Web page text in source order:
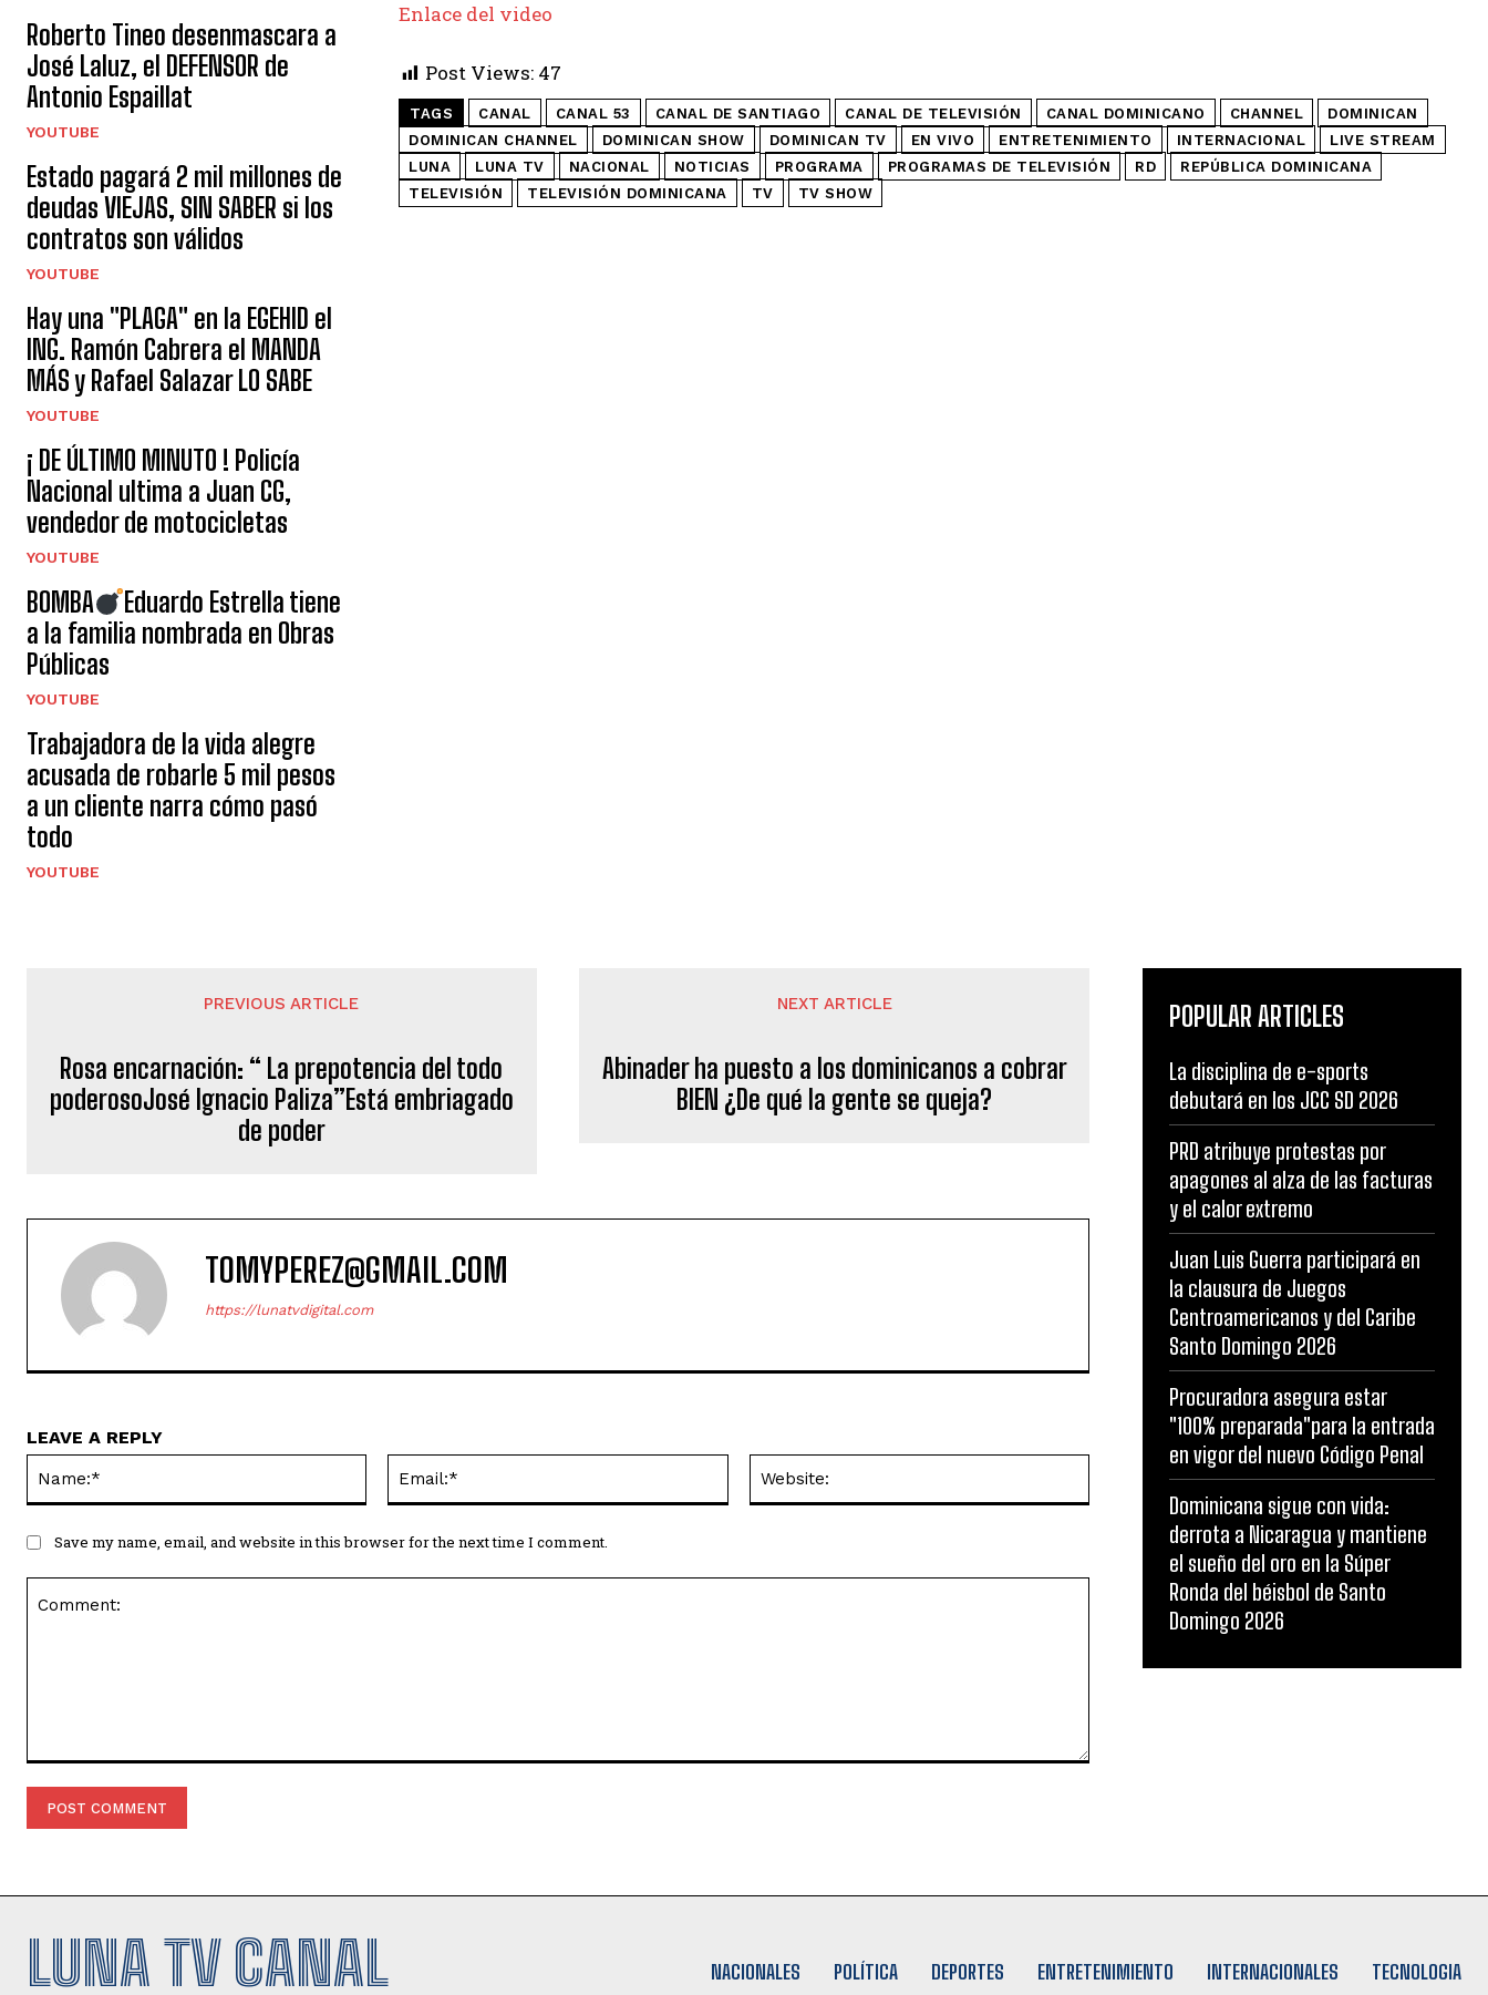
Roberto Tineo desenmascara a
José Laluz, el DEFENSOR de
Antonio Espaillat
YOUTUBE
Estado pagará 2 mil millones de
deudas VIEJAS, SIN SABER si los
contratos son válidos
YOUTUBE
Hay una "PLAGA" en la EGEHID el
ING. Ramón Cabrera el MANDA
MÁS y Rafael Salazar LO SABE
YOUTUBE
¡ DE ÚLTIMO MINUTO ! Policía
Nacional ultima a Juan CG,
vendedor de motocicletas
YOUTUBE
BOMBA
Eduardo Estrella tiene
a la familia nombrada en Obras
Públicas
YOUTUBE
Trabajadora de la vida alegre
acusada de robarle 5 mil pesos
a un cliente narra cómo pasó
todo
YOUTUBE
Enlace del video
Post Views: 47
TAGS CANAL CANAL 53 CANAL DE SANTIAGO CANAL DE TELEVISIÓN CANAL DOMINICANO CHANNEL
DOMINICAN
DOMINICAN CHANNEL
DOMINICAN SHOW DOMINICAN TV EN VIVO ENTRETENIMIENTO INTERNACIONAL
LIVE STREAM
LUNA
LUNA TV NACIONAL NOTICIAS PROGRAMA PROGRAMAS DE TELEVISIÓN RD
REPÚBLICA DOMINICANA
TELEVISIÓN
TELEVISIÓN DOMINICANA TV TV SHOW
PREVIOUS ARTICLE
Rosa encarnación: “ La prepotencia del todo
poderosoJosé Ignacio Paliza”Está embriagado
de poder
NEXT ARTICLE
Abinader ha puesto a los dominicanos a cobrar
BIEN ¿De qué la gente se queja?
TOMYPEREZ@GMAIL.COM
https://lunatvdigital.com
LEAVE A REPLY
Save my name, email, and website in this browser for the next time I comment.
POPULAR ARTICLES
La disciplina de e-sports
debutará en los JCC SD 2026
PRD atribuye protestas por
apagones al alza de las facturas
y el calor extremo
Juan Luis Guerra participará en
la clausura de Juegos
Centroamericanos y del Caribe
Santo Domingo 2026
Procuradora asegura estar
"100% preparada"para la entrada
en vigor del nuevo Código Penal
Dominicana sigue con vida:
derrota a Nicaragua y mantiene
el sueño del oro en la Súper
Ronda del béisbol de Santo
Domingo 2026
LUNA TV CANAL
NACIONALES POLÍTICA DEPORTES ENTRETENIMIENTO INTERNACIONALES TECNOLOGIA